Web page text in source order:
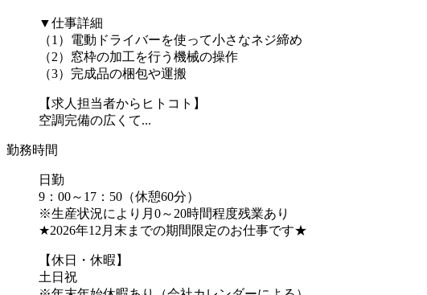
▼仕事詳細
（1）電動ドライバーを使って小さなネジ締め
（2）窓枠の加工を行う機械の操作
（3）完成品の梱包や運搬
【求人担当者からヒトコト】
空調完備の広くて...
勤務時間
日勤
9：00～17：50（休憩60分）
※生産状況により月0～20時間程度残業あり
★2026年12月末までの期間限定のお仕事です★
【休日・休暇】
土日祝